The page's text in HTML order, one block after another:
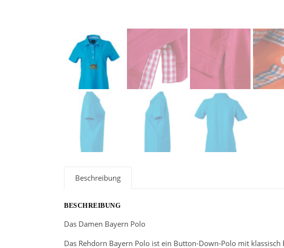
Beschreibung
BESCHREIBUNG
Das Damen Bayern Polo
Das Rehdorn Bayern Polo ist ein Button-Down-Polo mit